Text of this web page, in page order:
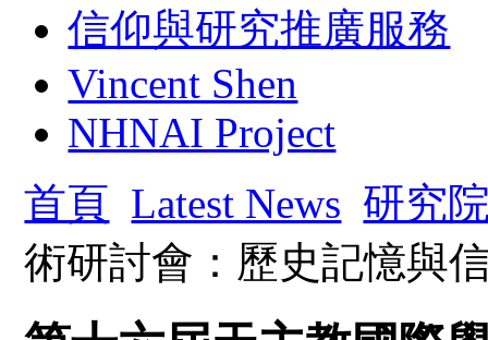
信仰與研究推廣服務
Vincent Shen
NHNAI Project
首頁 Latest News 研究
術研討會：歷史記憶與